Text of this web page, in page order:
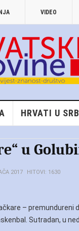
VIDEO
HRVATI U
u
2017 HITOVI: 1630
– premundureni
Sutradan, u